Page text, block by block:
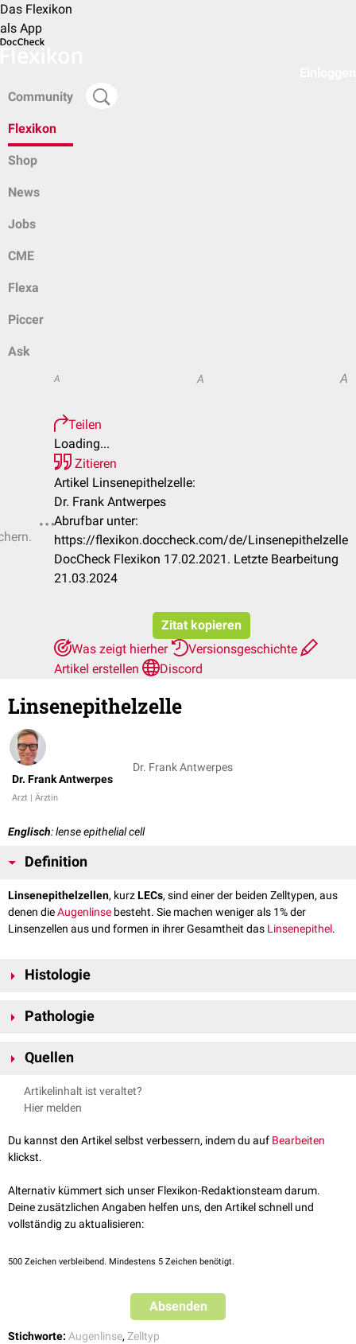
Das Flexikon
als App
Community
Flexikon
Shop
News
Jobs
CME
Flexa
Piccer
Ask
A A A
Teilen
Loading...
Zitieren
Artikel Linsenepithelzelle:
Dr. Frank Antwerpes
Abrufbar unter:
https://flexikon.doccheck.com/de/Linsenepithelzelle
DocCheck Flexikon 17.02.2021. Letzte Bearbeitung
21.03.2024
Zitat kopieren
Was zeigt hierher
Versionsgeschichte
Artikel erstellen
Discord
Linsenepithelzelle
Dr. Frank Antwerpes
Arzt | Ärztin
Dr. Frank Antwerpes
Englisch: lense epithelial cell
Definition
Linsenepithelzellen, kurzLECs, sind einer der beiden Zelltypen, aus
denen dieAugenlinse besteht. Sie machen weniger als 1% der
Linsenzellen aus und formen in ihrer Gesamtheit das Linsenepithel.
Histologie
Zellen. Im Bereich der
Linsenfaserzellen
Pathologie
verlieren die Linsenepithelzellen ihren Zellzusammenhalt und
nehmen dabei ein spindelförmiges Aussehen an und produzieren
vermehrt Fasern. Dieser Ablauf ist ein wichtiger Pathomechanismus
Quellen
Joo CKL et al.: Posterior Subcapsular and Anterior Polar Cataract.
in: Encyclopedia of the Eye, 2010
Artikelinhalt ist veraltet?
Hier melden
Du kannst den Artikel selbst verbessern, indem du auf Bearbeiten
klickst.
Alternativ kümmert sich unser Flexikon-Redaktionsteam darum.
Deine zusätzlichen Angaben helfen uns, den Artikel schnell und
vollständig zu aktualisieren:
500 Zeichen verbleibend. Mindestens 5 Zeichen benötigt.
Absenden
Stichworte: Augenlinse, Zelltyp